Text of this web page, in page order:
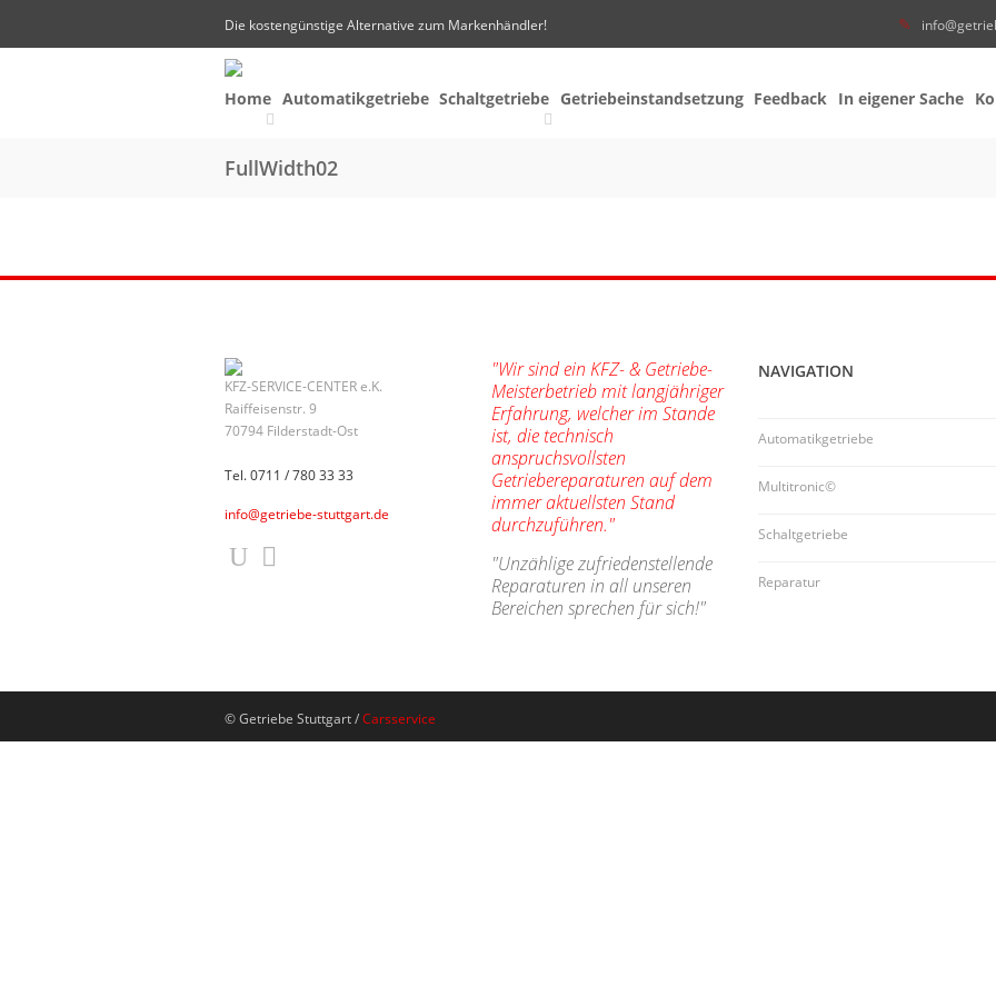
Die kostengünstige Alternative zum Markenhändler!
Home Automatikgetriebe Schaltgetriebe Getriebeinstandsetzung Feedback In eigener Sache
FullWidth02
KFZ-SERVICE-CENTER e.K.
Raiffeisenstr. 9
70794 Filderstadt-Ost
Tel. 0711 / 780 33 33
info@getriebe-stuttgart.de
"Wir sind ein KFZ- & Getriebe-
Meisterbetrieb mit langjähriger
Erfahrung, welcher im Stande
ist, die technisch
anspruchsvollsten
Getriebereparaturen auf dem
immer aktuellsten Stand
durchzuführen."
"Unzählige zufriedenstellende
Reparaturen in all unseren
Bereichen sprechen für sich!"
NAVIGATION
Automatikgetriebe
Multitronic©
Schaltgetriebe
Reparatur
© Getriebe Stuttgart /Carsservice